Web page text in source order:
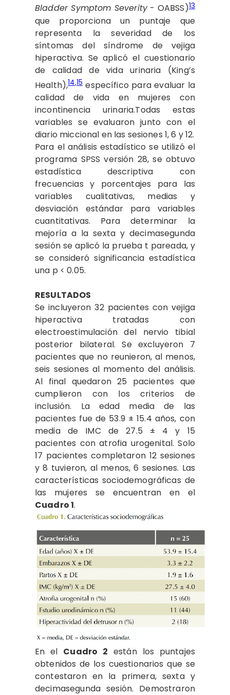
Bladder Symptom Severity- OABSS)13
que proporciona un puntaje que
representa la severidad de los
síntomas del síndrome de vejiga
hiperactiva. Se aplicó el cuestionario
de calidad de vida urinaria (King’s
Health),14,15 específico para evaluar la
calidad de vida en mujeres con
incontinencia urinaria.Todas estas
variables se evaluaron junto con el
diario miccional en las sesiones 1, 6 y 12.
Para el análisis estadístico se utilizó el
programa SPSS versión 28, se obtuvo
estadística descriptiva con
frecuencias y porcentajes para las
variables cualitativas, medias y
desviación estándar para variables
cuantitativas. Para determinar la
mejoría a la sexta y decimasegunda
sesión se aplicó la prueba t pareada, y
se consideró significancia estadística
una p < 0.05.
RESULTADOS
Se incluyeron 32 pacientes con vejiga
hiperactiva tratadas con
electroestimulación del nervio tibial
posterior bilateral. Se excluyeron 7
pacientes que no reunieron, al menos,
seis sesiones al momento del análisis.
Al final quedaron 25 pacientes que
cumplieron con los criterios de
inclusión. La edad media de las
pacientes fue de 53.9 ± 15.4 años, con
media de IMC de 27.5 ± 4 y 15
pacientes con atrofia urogenital. Solo
17 pacientes completaron 12 sesiones
y 8 tuvieron, al menos, 6 sesiones. Las
características sociodemográficas de
las mujeres se encuentran en el
Cuadro 1.
En el Cuadro 2 están los puntajes
obtenidos de los cuestionarios que se
contestaron en la primera, sexta y
decimasegunda sesión. Demostraron